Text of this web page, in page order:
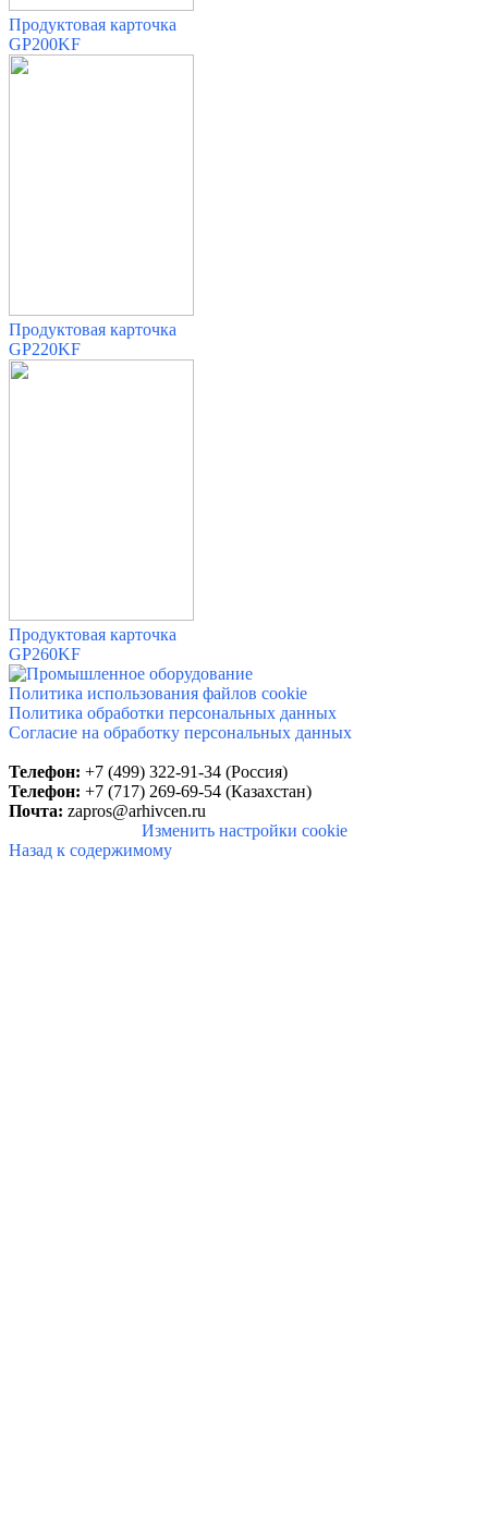
Продуктовая карточка
GP200KF
Продуктовая карточка
GP220KF
Продуктовая карточка
GP260KF
Политика использования файлов cookie
Политика обработки персональных данных
Согласие на обработку персональных данных
Телефон: +7 (499) 322-91-34 (Россия)
Телефон: +7 (717) 269-69-54 (Казахстан)
Почта: zapros@arhivcen.ru
Изменить настройки cookie
Назад к содержимому